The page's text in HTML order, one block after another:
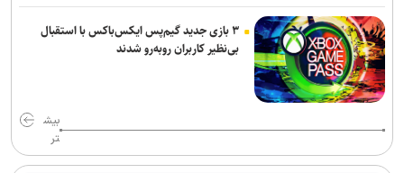
۳ بازی جدید گیم‌پس ایکس‌باکس با استقبال
بی‌نظیر کاربران روبه‌رو شدند
بیش
تر